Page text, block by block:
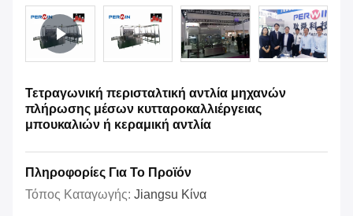
Τετραγωνική περισταλτική αντλία μηχανών
πλήρωσης μέσων κυτταροκαλλιέργειας
μπουκαλιών ή κεραμική αντλία
Πληροφορίες Για Το Προϊόν
Τόπος Καταγωγής: Jiangsu Κίνα